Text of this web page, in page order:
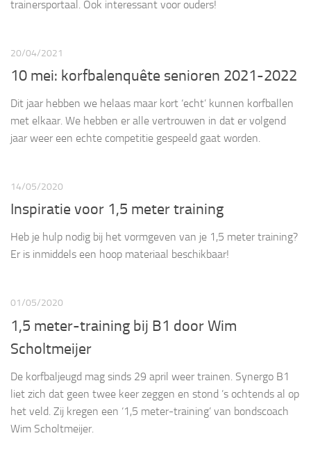
trainersportaal. Ook interessant voor ouders!
20/04/2021
10 mei: korfbalenquête senioren 2021-2022
Dit jaar hebben we helaas maar kort ‘echt’ kunnen korfballen
met elkaar. We hebben er alle vertrouwen in dat er volgend
jaar weer een echte competitie gespeeld gaat worden.
14/05/2020
Inspiratie voor 1,5 meter training
Heb je hulp nodig bij het vormgeven van je 1,5 meter training?
Er is inmiddels een hoop materiaal beschikbaar!
01/05/2020
1,5 meter-training bij B1 door Wim
Scholtmeijer
De korfbaljeugd mag sinds 29 april weer trainen. Synergo B1
liet zich dat geen twee keer zeggen en stond ’s ochtends al op
het veld. Zij kregen een ‘1,5 meter-training’ van bondscoach
Wim Scholtmeijer.